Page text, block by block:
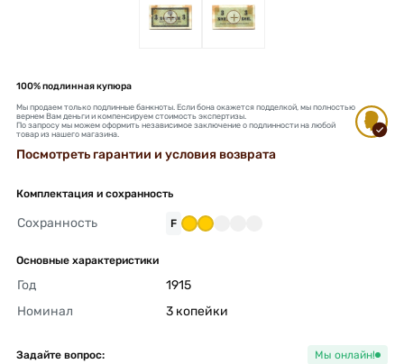
+ +
100% подлинная купюра
Мы продаем только подлинные банкноты. Если бона окажется подделкой, мы полностью
вернем Вам деньги и компенсируем стоимость экспертизы.
По запросу мы можем оформить независимое заключение о подлинности на любой
товар из нашего магазина.
Посмотреть гарантии и условия возврата
Комплектация и сохранность
Сохранность F
Основные характеристики
Год
1915
Номинал
3 копейки
Задайте вопрос: Мы онлайн!